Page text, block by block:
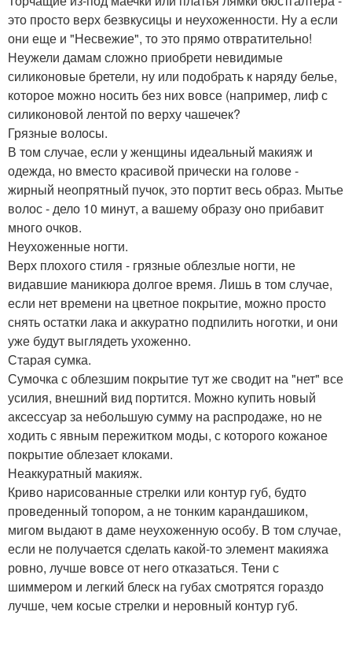
это просто верх безвкусицы и неухоженности. Ну а если
они еще и "Несвежие", то это прямо отвратительно!
Неужели дамам сложно приобрети невидимые
силиконовые бретели, ну или подобрать к наряду белье,
которое можно носить без них вовсе (например, лиф с
силиконовой лентой по верху чашечек?
Грязные волосы.
В том случае, если у женщины идеальный макияж и
одежда, но вместо красивой прически на голове -
жирный неопрятный пучок, это портит весь образ. Мытье
волос - дело 10 минут, а вашему образу оно прибавит
много очков.
Неухоженные ногти.
Верх плохого стиля - грязные облезлые ногти, не
видавшие маникюра долгое время. Лишь в том случае,
если нет времени на цветное покрытие, можно просто
снять остатки лака и аккуратно подпилить ноготки, и они
уже будут выглядеть ухоженно.
Старая сумка.
Сумочка с облезшим покрытие тут же сводит на "нет" все
усилия, внешний вид портится. Можно купить новый
аксессуар за небольшую сумму на распродаже, но не
ходить с явным пережитком моды, с которого кожаное
покрытие облезает клоками.
Неаккуратный макияж.
Криво нарисованные стрелки или контур губ, будто
проведенный топором, а не тонким карандашиком,
мигом выдают в даме неухоженную особу. В том случае,
если не получается сделать какой-то элемент макияжа
ровно, лучше вовсе от него отказаться. Тени с
шиммером и легкий блеск на губах смотрятся гораздо
лучше, чем косые стрелки и неровный контур губ.